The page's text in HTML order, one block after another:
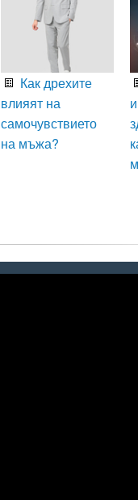
Как дрехите
влияят на
самочувствието
на мъжа?